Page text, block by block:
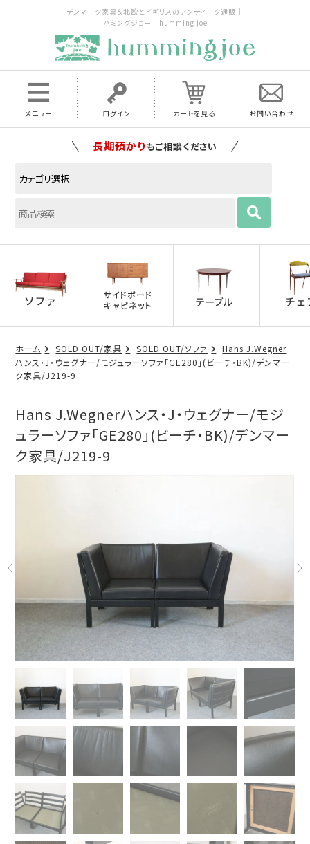
デンマーク家具＆北欧とイギリスのアンティーク通販｜
ハミングジョー humming joe
メニュー ログイン カートを見る お問い合わせ
家具の配送料は全国当店で負担いたします
ホーム SOLD OUT/家具 SOLD OUT/ソファ
Hans J.Wegner
ハンス・J・ウェグナー/モジュラーソファ「GE280」(ビーチ・BK)/デンマー
ク家具/J219-9
Hans J.Wegnerハンス・J・ウェグナー/モジ
ュラーソファ「GE280」(ビーチ・BK)/デンマー
ク家具/J219-9